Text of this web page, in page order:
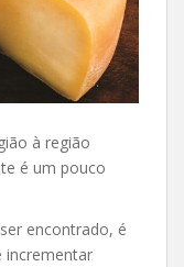
à região
é um pouco
encontrado, é
incrementar